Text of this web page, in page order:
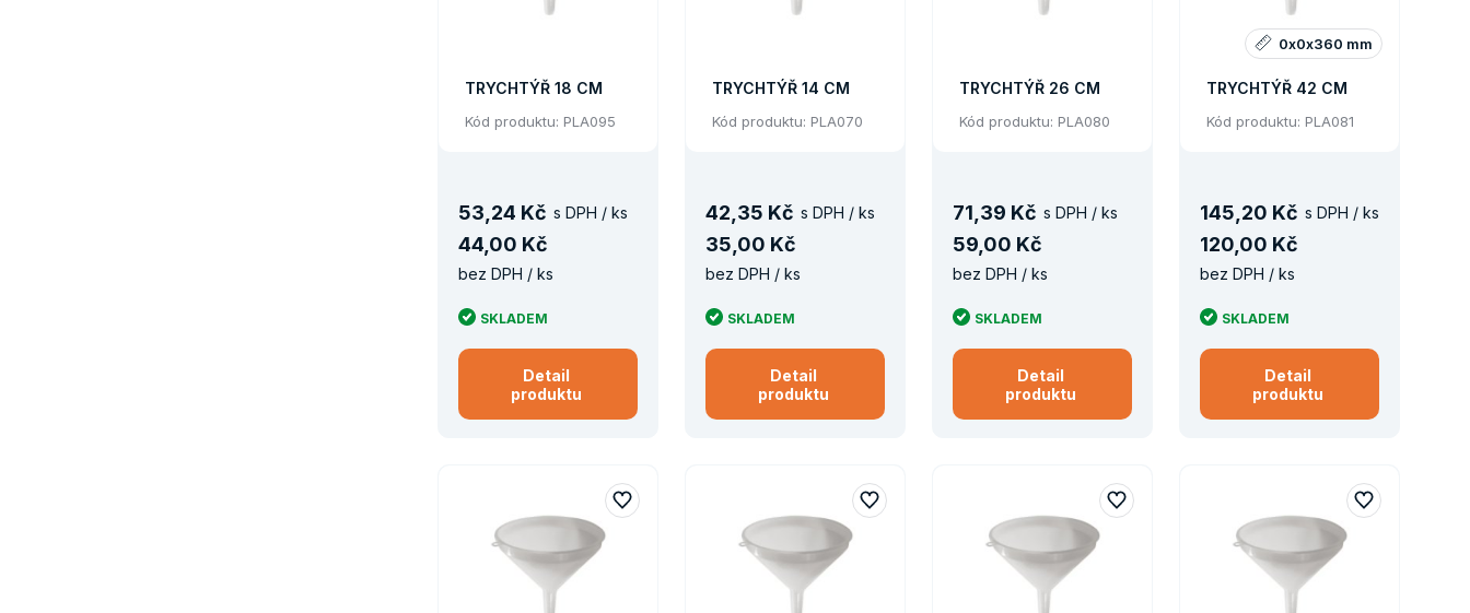
TRYCHTÝŘ 18 CM
Kód produktu: PLA095
53,24 Kč s DPH / ks
44,00 Kč
bez DPH / ks
SKLADEM
Detail
produktu
TRYCHTÝŘ 14 CM
Kód produktu: PLA070
42,35 Kč s DPH / ks
35,00 Kč
bez DPH / ks
SKLADEM
Detail
produktu
TRYCHTÝŘ 26 CM
Kód produktu: PLA080
71,39 Kč s DPH / ks
59,00 Kč
bez DPH / ks
SKLADEM
Detail
produktu
TRYCHTÝŘ 42 CM
Kód produktu: PLA081
0x0x360 mm
145,20 Kč s DPH / ks
120,00 Kč
bez DPH / ks
SKLADEM
Detail
produktu